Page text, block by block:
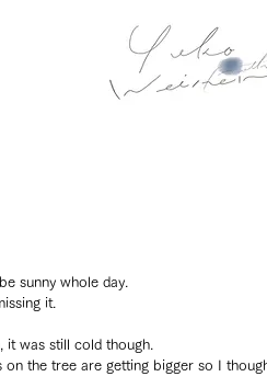
sunny whole day.
it.
it was still cold though.
on the tree are getting bigger so I